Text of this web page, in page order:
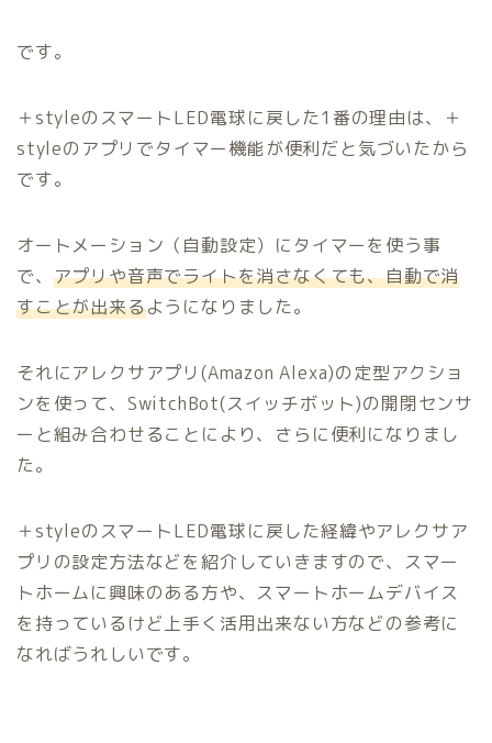
です。
＋styleのスマートLED電球に戻した1番の理由は、＋
styleのアプリでタイマー機能が便利だと気づいたから
です。
オートメーション（自動設定）にタイマーを使う事
で、 アプリや音声でライトを消さなくても、自動で消
すことが出来るようになりました。
それにアレクサアプリ(Amazon Alexa)の定型アクショ
ンを使って、SwitchBot(スイッチボット)の開閉センサ
ーと組み合わせることにより、さらに便利になりまし
た。
＋styleのスマートLED電球に戻した経緯やアレクサア
プリの設定方法などを紹介していきますので、スマー
トホームに興味のある方や、スマートホームデバイス
を持っているけど上手く活用出来ない方などの参考に
なればうれしいです。